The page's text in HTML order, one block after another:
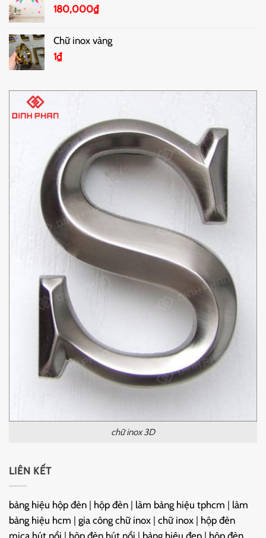
180,000₫
Chữ inox vàng
1₫
chữ inox 3D
LIÊN KẾT
bảng hiệu hộp đèn | hộp đèn | làm bảng hiệu tphcm | làm
bảng hiệu hcm | gia công chữ inox | chữ inox | hộp đèn
mica hút nổi | hộp đèn hút nổi | bảng hiệu đẹp | hộp đèn